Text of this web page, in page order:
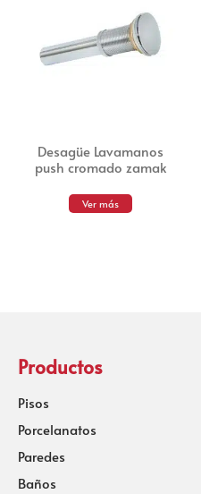
Desagüe Lavamanos
push cromado zamak
Ver más
Productos
Pisos
Porcelanatos
Paredes
Baños